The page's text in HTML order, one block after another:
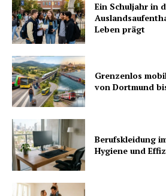
Ein Schuljahr in
Leben prägt
Grenzenlos
von Dortmund
Berufskleidung
Hygiene und